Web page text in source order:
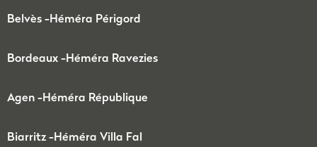
Belvès -Héméra Périgord
Bordeaux -Héméra Ravezies
Agen -Héméra République
Biarritz -Héméra Villa Fal